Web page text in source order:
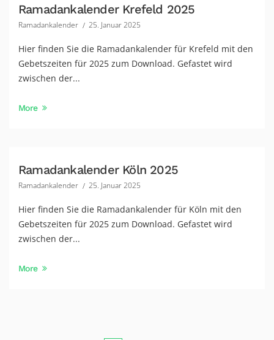
Ramadankalender Krefeld 2025
Ramadankalender 25. Januar 2025
Hier finden Sie die Ramadankalender für Krefeld mit den
Gebetszeiten für 2025 zum Download. Gefastet wird
zwischen der...
More
Ramadankalender Köln 2025
Ramadankalender 25. Januar 2025
Hier finden Sie die Ramadankalender für Köln mit den
Gebetszeiten für 2025 zum Download. Gefastet wird
zwischen der...
More